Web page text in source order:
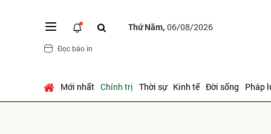
Thứ Năm, 06/08/2026
Đọc báo in
Mới nhất Chính trị Thời sự Kinh tế Đời sống Pháp